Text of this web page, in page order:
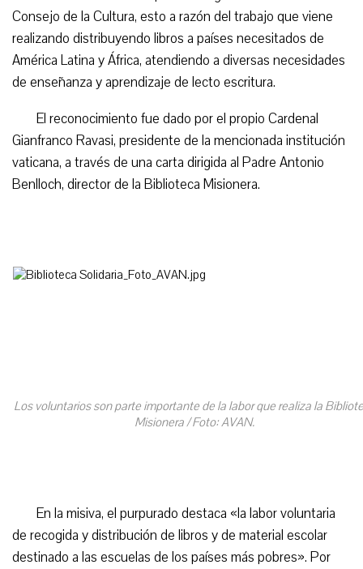
Consejo de la Cultura, esto a razón del trabajo que viene
realizando distribuyendo libros a países necesitados de
América Latina y África, atendiendo a diversas necesidades
de enseñanza y aprendizaje de lecto escritura.
El reconocimiento fue dado por el propio Cardenal
Gianfranco Ravasi, presidente de la mencionada institución
vaticana, a través de una carta dirigida al Padre Antonio
Benlloch, director de la Biblioteca Misionera.
Los voluntarios son parte importante de la labor que realiza la
Misionera / Foto: AVAN.
En la misiva, el purpurado destaca «la labor voluntaria
de recogida y distribución de libros y de material escolar
destinado a las escuelas de los países más pobres». Por